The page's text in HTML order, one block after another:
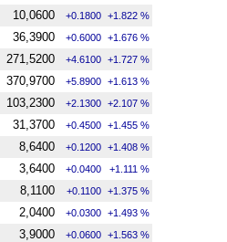
10,0600 +0.1800 +1.822 %
36,3900 +0.6000 +1.676 %
271,5200 +4.6100 +1.727 %
370,9700 +5.8900 +1.613 %
103,2300 +2.1300 +2.107 %
31,3700 +0.4500 +1.455 %
8,6400 +0.1200 +1.408 %
3,6400 +0.0400 +1.111 %
8,1100 +0.1100 +1.375 %
2,0400 +0.0300 +1.493 %
3,9000 +0.0600 +1.563 %